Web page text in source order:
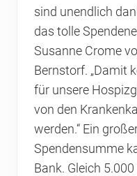
sind unendlich
das tolle
Susanne Crome
Bernstorf. „Damit
für unsere
von den
werden.“ Ein
Spendensumme
Bank. Gleich